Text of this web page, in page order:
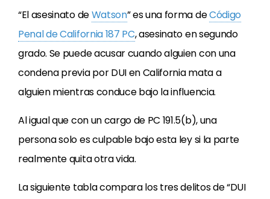
“El asesinato deWatson” es una forma deCódigo
Penal de California 187 PC, asesinato en segundo
grado. Se puede acusar cuando alguien con una
condena previa por DUI en California mata a
alguien mientras conduce bajo la influencia.
Al igual que con un cargo de PC 191.5(b), una
persona solo es culpable bajo esta ley si la parte
realmente quita otra vida.
La siguiente tabla compara los tres delitos de “DUI